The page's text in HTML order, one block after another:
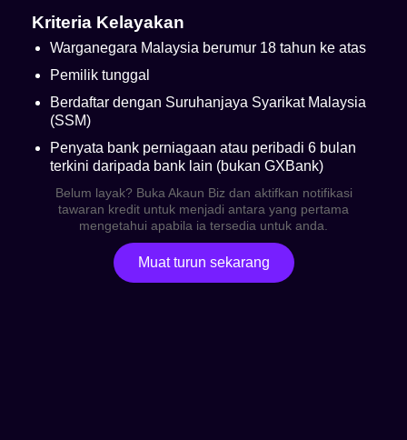
Kriteria Kelayakan
Warganegara Malaysia berumur 18 tahun ke atas
Pemilik tunggal
Berdaftar dengan Suruhanjaya Syarikat Malaysia
(SSM)
Penyata bank perniagaan atau peribadi 6 bulan
terkini daripada bank lain (bukan GXBank)
Belum layak? Buka Akaun Biz dan aktifkan notifikasi
tawaran kredit untuk menjadi antara yang pertama
mengetahui apabila ia tersedia untuk anda.
Muat turun sekarang